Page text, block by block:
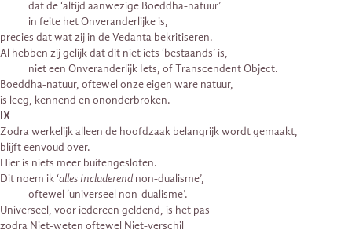
dat de ‘altijd aanwezige Boeddha-natuur’
in feite het Onveranderlijke is,
precies dat wat zij in de Vedanta bekritiseren.
Al hebben zij gelijk dat dit niet iets ‘bestaands’ is,
niet een Onveranderlijk Iets, of Transcendent Object.
Boeddha-natuur, oftewel onze eigen ware natuur,
is leeg, kennend en ononderbroken.
IX
Zodra werkelijk alleen de hoofdzaak belangrijk wordt gemaakt,
blijft eenvoud over.
Hier is niets meer buitengesloten.
Dit noem ik ‘alles includerend non-dualisme’,
oftewel ‘universeel non-dualisme’.
Universeel, voor iedereen geldend, is het pas
zodra Niet-weten oftewel Niet-verschil